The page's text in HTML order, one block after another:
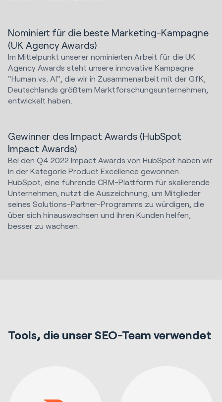
Nominiert für die beste Marketing-Kampagne
(UK Agency Awards)
Im Mittelpunkt unserer nominierten Arbeit für die UK
Agency Awards steht unsere innovative Kampagne
"Human vs. AI", die wir in Zusammenarbeit mit der GfK,
Deutschlands größtem Marktforschungsunternehmen,
entwickelt haben.
Gewinner des Impact Awards (HubSpot
Impact Awards)
Bei den Q4 2022 Impact Awards von HubSpot haben wir
in der Kategorie Product Excellence gewonnen.
HubSpot, eine führende CRM-Plattform für skalierende
Unternehmen, nutzt die Auszeichnung, um Mitglieder
seines Solutions-Partner-Programms zu würdigen, die
über sich hinauswachsen und ihren Kunden helfen,
besser zu wachsen.
Tools, die unser SEO-Team verwendet